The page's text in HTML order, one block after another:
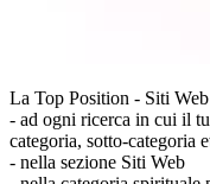
La Top Position - Siti
- ad ogni ricerca in cui il
categoria, sotto-categoria
- nella sezione Siti Web